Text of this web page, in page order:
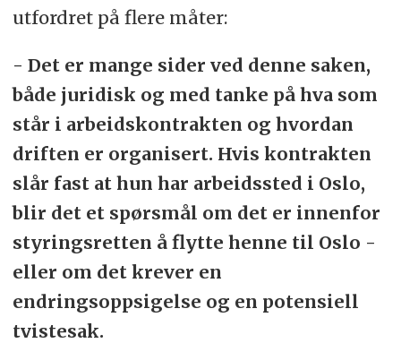
utfordret på flere måter:
- Det er mange sider ved denne saken,
både juridisk og med tanke på hva som
står i arbeidskontrakten og hvordan
driften er organisert. Hvis kontrakten
slår fast at hun har arbeidssted i Oslo,
blir det et spørsmål om det er innenfor
styringsretten å flytte henne til Oslo -
eller om det krever en
endringsoppsigelse og en potensiell
tvistesak.